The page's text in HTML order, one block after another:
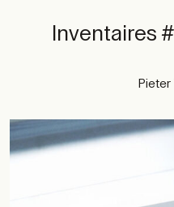
Inventaires
Pieter